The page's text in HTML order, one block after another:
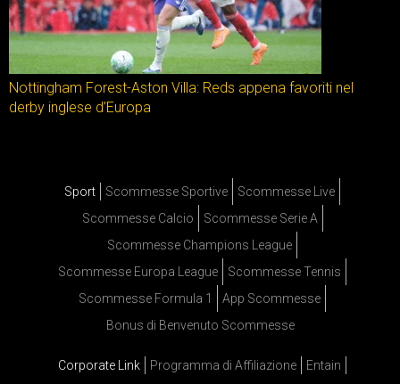
Nottingham Forest-Aston Villa: Reds appena favoriti nel
derby inglese d’Europa
Sport Scommesse Sportive
Scommesse Live
Scommesse Calcio
Scommesse Serie A
Scommesse Champions League
Scommesse Europa League
Scommesse Tennis
Scommesse Formula 1
App Scommesse
Bonus di Benvenuto Scommesse
Corporate Link Programma di Affiliazione
Entain